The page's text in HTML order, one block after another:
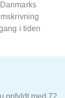
i tiden